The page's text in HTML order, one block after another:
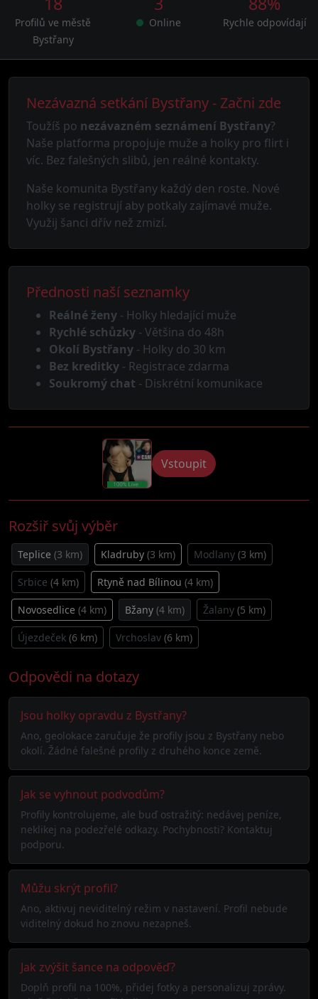
Profilů ve městě
Bystřany
Online Rychle odpovídají
Nezávazná setkání Bystřany - Začni zde
Toužíš po nezávazném seznámení Bystřany?
Naše platforma propojuje muže a holky pro flirt i
víc. Bez falešných slibů, jen reálné kontakty.
Naše komunita Bystřany každý den roste. Nové
holky se registrují aby potkaly zajímavé muže.
Využij šanci dřív než zmizí.
Přednosti naší seznamky
Reálné ženy - Holky hledající muže
Rychlé schůzky - Většina do 48h
Okolí Bystřany - Holky do 30 km
Bez kreditky - Registrace zdarma
Soukromý chat - Diskrétní komunikace
Vstoupit
Rozšiř svůj výběr
Teplice (3 km) Kladruby (3 km) Modlany (3 km)
Srbice (4 km) Rtyně nad Bílinou (4 km)
Novosedlice (4 km) Bžany (4 km) Žalany (5 km)
Újezdeček (6 km) Vrchoslav (6 km)
Odpovědi na dotazy
Jsou holky opravdu z Bystřany?
Ano, geolokace zaručuje že profily jsou z Bystřany nebo
okolí. Žádné falešné profily z druhého konce země.
Jak se vyhnout podvodům?
Profily kontrolujeme, ale buď ostražitý: nedávej peníze,
neklikej na podezřelé odkazy. Pochybnosti? Kontaktuj
podporu.
Můžu skrýt profil?
Ano, aktivuj neviditelný režim v nastavení. Profil nebude
viditelný dokud ho znovu nezapneš.
Jak zvýšit šance na odpověď?
Doplň profil na 100%, přidej fotky a personalizuj zprávy.